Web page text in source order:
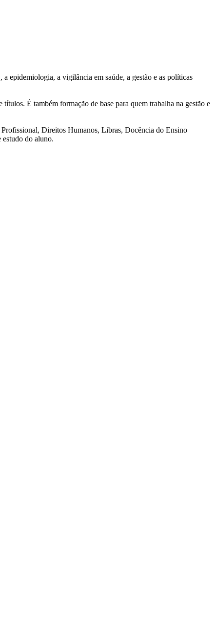
epidemiologia, a vigilância em saúde, a gestão e as políticas
É também formação de base para quem trabalha na gestão e
Direitos Humanos, Libras, Docência do Ensino
do aluno.